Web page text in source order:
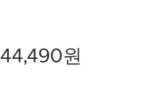
44,490원